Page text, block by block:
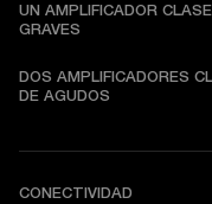
UN AMPLIFICADOR
GRAVES
DOS AMPLIFICADORES
DE AGUDOS
CONECTIVIDAD